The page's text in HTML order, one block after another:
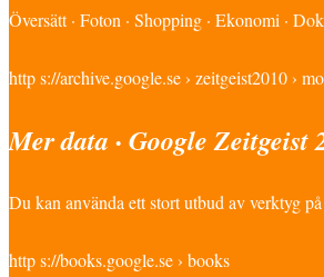
Översätt · Foton · Shopping · Ekonomi ·
http s://archive.google.se › zeitgeist2010 ›
Mer data · Google Zeitgeist
Du kan använda ett stort utbud av verktyg
http s://books.google.se › books